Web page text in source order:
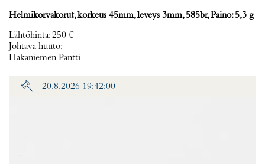
Helmikorvakorut, korkeus 45mm, leveys 3mm, 585br, Paino: 5,3 g
Lähtöhinta:250 €
Johtava huuto:-
Hakaniemen Pantti
20.8.2026 19:42:00